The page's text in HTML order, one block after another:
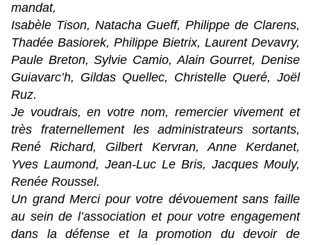
mandat,
Isabèle Tison, Natacha Gueff, Philippe de Clarens,
Thadée Basiorek, Philippe Bietrix, Laurent Devavry,
Paule Breton, Sylvie Camio, Alain Gourret, Denise
Guiavarc’h, Gildas Quellec, Christelle Queré, Joël
Ruz.
Je voudrais, en votre nom, remercier vivement et
très fraternellement les administrateurs sortants,
René Richard, Gilbert Kervran, Anne Kerdanet,
Yves Laumond, Jean-Luc Le Bris, Jacques Mouly,
Renée Roussel.
Un grand Merci pour votre dévouement sans faille
au sein de l’association et pour votre engagement
dans la défense et la promotion du devoir de